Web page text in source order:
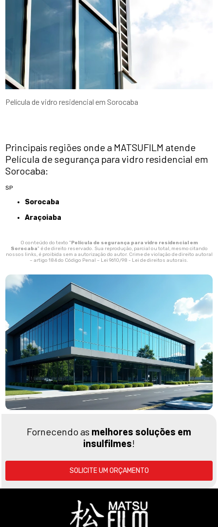
Película de vidro residencial em Sorocaba
Principais regiões onde a MATSUFILM atende
Película de segurança para vidro residencial em
Sorocaba:
SP
Sorocaba
Araçoiaba
O conteúdo do texto "Película de segurança para vidro residencial em
Sorocaba" é de direito reservado. Sua reprodução, parcial ou total, mesmo citando
nossos links, é proibida sem a autorização do autor. Crime de violação de direito autoral
– artigo 184 do Código Penal – Lei 9610/98 - Lei de direitos autorais.
Fornecendo as melhores soluções em
insulfilmes!
SOLICITE UM ORÇAMENTO